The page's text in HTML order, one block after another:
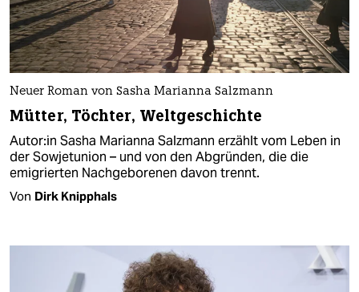
Neuer Roman von Sasha Marianna Salzmann
Mütter, Töchter, Weltgeschichte
Au­to­r:in Sasha Marianna Salzmann erzählt vom Leben in
der Sowjetunion – und von den Abgründen, die die
emigrierten Nachgeborenen davon trennt.
Von Dirk Knipphals